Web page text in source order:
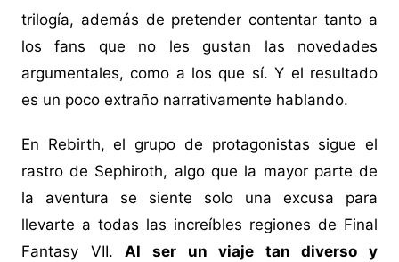
trilogía, además de pretender contentar tanto a
los fans que no les gustan las novedades
argumentales, como a los que sí. Y el resultado
es un poco extraño narrativamente hablando.
En Rebirth, el grupo de protagonistas sigue el
rastro de Sephiroth, algo que la mayor parte de
la aventura se siente solo una excusa para
llevarte a todas las increíbles regiones de Final
Fantasy VII.Al ser un viaje tan diverso y